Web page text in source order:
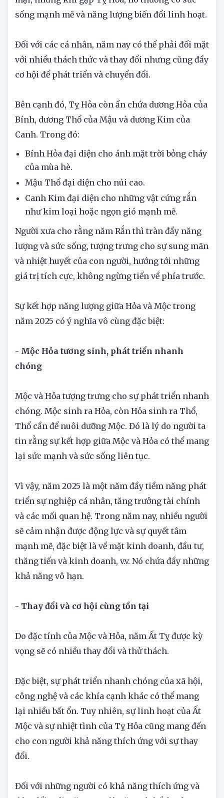
mãnh liệt. Ất Mộc có tính chất tinh tế và mềm
mại, nhưng khi gặp Tỵ Hỏa, nó thường có sức
Đối với các cá nhân, năm nay có thể phải đối mặt
với nhiều thách thức và thay đổi nhưng cũng đầy
Bên cạnh đó, Tỵ Hỏa còn ẩn chứa dương Hỏa của
Bính, dương Thổ của Mậu và dương Kim của
Canh. Trong đó:
của mùa hè.
Mậu Thổ đại diện cho núi cao.
Canh Kim đại diện cho những vật cứng rắn
như kim loại hoặc ngọn gió mạnh mẽ.
Người xưa cho rằng năm Rắn thì tràn đầy năng
lượng và sức sống, tượng trưng cho sự sung mãn
và nhiệt huyết của con người, hướng tới những
Sự kết hợp năng lượng giữa Hỏa và Mộc trong
- Mộc Hỏa tương sinh, phát triển nhanh
Mộc và Hỏa tượng trưng cho sự phát triển nhanh
chóng. Mộc sinh ra Hỏa, còn Hỏa sinh ra Thổ,
Thổ cần để nuôi dưỡng Mộc. Đó là lý do người ta
tin rằng sự kết hợp giữa Mộc và Hỏa có thể mang
Vì vậy, năm 2025 là một năm đầy tiềm năng phát
triển sự nghiệp cá nhân, tăng trưởng tài chính
và các mối quan hệ. Trong năm nay, nhiều người
sẽ cảm nhận được động lực và sự quyết tâm
mạnh mẽ, đặc biệt là về mặt kinh doanh, đầu tư,
thăng tiến và kinh doanh, v.v. Nó chứa đầy những
Do đặc tính của Mộc và Hỏa, năm Ất Tỵ được kỳ
Đặc biệt, sự phát triển nhanh chóng của xã hội,
công nghệ và các khía cạnh khác có thể mang
lại nhiều bất ổn. Tuy nhiên, sự linh hoạt của Ất
Mộc và sự nhiệt tình của Tỵ Hỏa cũng mang đến
cho con người khả năng thích ứng với sự thay